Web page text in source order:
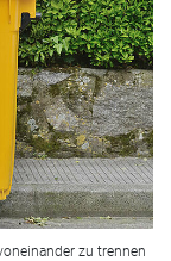
zu trennen